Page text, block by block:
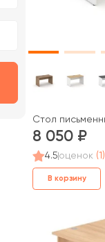
Стол
8 050
4.5оценок (1)
В корзину